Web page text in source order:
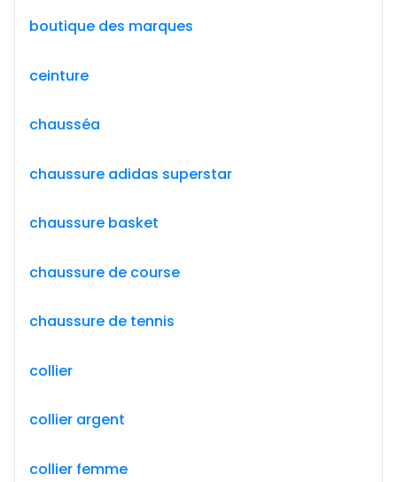
boutique des marques
ceinture
chausséa
chaussure adidas superstar
chaussure basket
chaussure de course
chaussure de tennis
collier
collier argent
collier femme